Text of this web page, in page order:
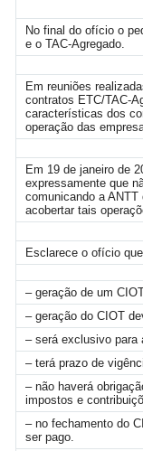
No final do ofício o
e o TAC-Agregado.
Em reuniões
contratos ETC/TAC-
características dos
operação das
Em 19 de janeiro de
expressamente que
comunicando a
acobertar tais
Esclarece o ofício
– geração de um
– geração do CIOT
– será exclusivo para
– terá prazo de
– não haverá
impostos e
– no fechamento do
ser pago.